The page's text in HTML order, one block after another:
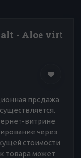
- Aloe virt
продажа
витрине
через
стоимости
товара может